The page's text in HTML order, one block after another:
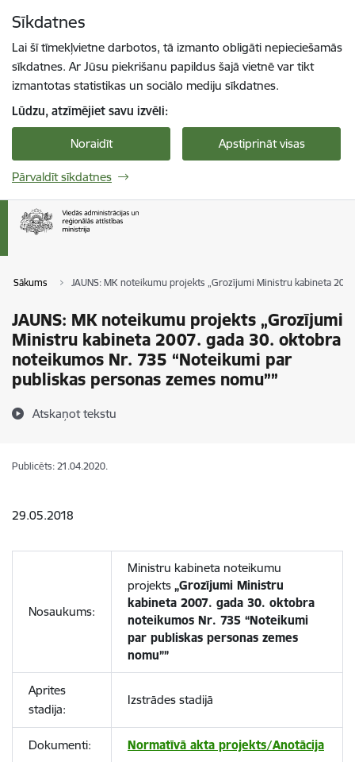
Sīkdatnes
Lai šī tīmekļvietne darbotos, tā izmanto obligāti nepieciešamās
sīkdatnes. Ar Jūsu piekrišanu papildus šajā vietnē var tikt
izmantotas statistikas un sociālo mediju sīkdatnes.
Lūdzu, atzīmējiet savu izvēli:
Noraidīt Apstiprināt visas
Pārvaldīt sīkdatnes
Sākums JAUNS: MK noteikumu projekts „Grozījumi Ministru kabineta
JAUNS: MK noteikumu projekts „Grozījumi
Ministru kabineta 2007. gada 30. oktobra
noteikumos Nr. 735 “Noteikumi par
publiskas personas zemes nomu””
Atskaņot tekstu
Publicēts: 21.04.2020.
29.05.2018
Nosaukums:
Ministru kabineta noteikumu
projekts „Grozījumi Ministru
kabineta 2007. gada 30. oktobra
noteikumos Nr. 735 “Noteikumi
par publiskas personas zemes
nomu””
Aprites
stadija:
Izstrādes stadijā
Dokumenti: Normatīvā akta projekts/Anotācija